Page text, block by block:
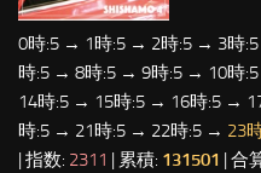
0時:5 → 1時:5 → 2時:5 → 3時
時:5 → 8時:5 → 9時:5 → 10時
14時:5 → 15時:5 → 16時:5 →
時:5 → 21時:5 → 22時:5 → 23
| 指数: 2311 | 累積: 131501 | 合